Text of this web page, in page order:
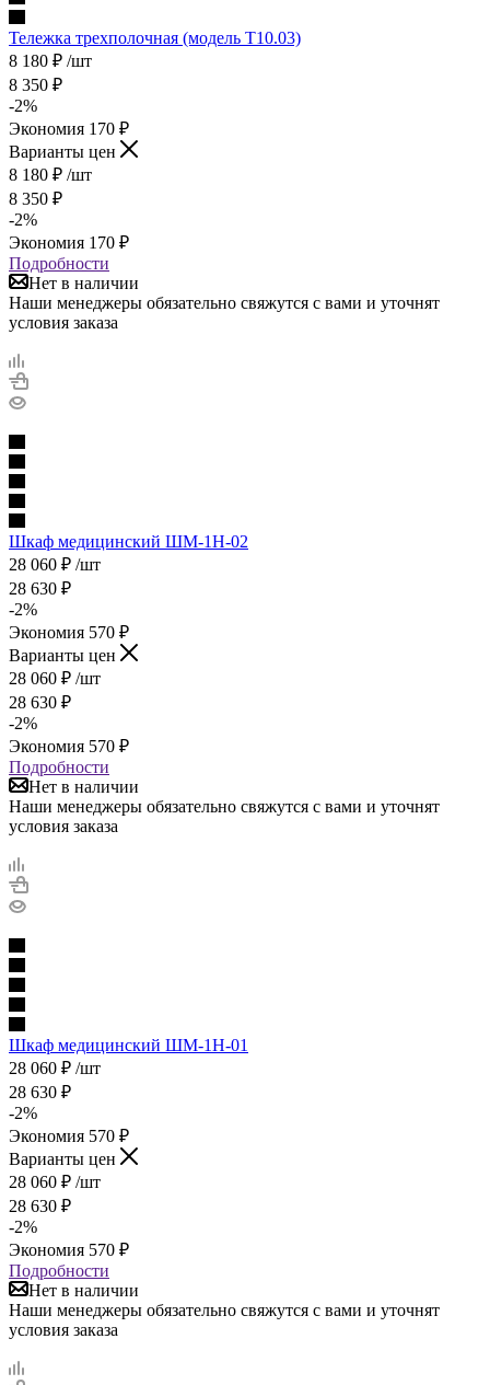
Тележка трехполочная (модель Т10.03)
8 180 ₽ /шт
8 350 ₽
-2%
Экономия 170 ₽
Варианты цен
8 180 ₽ /шт
8 350 ₽
-2%
Экономия 170 ₽
Подробности
Нет в наличии
Наши менеджеры обязательно свяжутся с вами и уточнят
условия заказа
Шкаф медицинский ШМ-1Н-02
28 060 ₽ /шт
28 630 ₽
-2%
Экономия 570 ₽
Варианты цен
28 060 ₽ /шт
28 630 ₽
-2%
Экономия 570 ₽
Подробности
Нет в наличии
Наши менеджеры обязательно свяжутся с вами и уточнят
условия заказа
Шкаф медицинский ШМ-1Н-01
28 060 ₽ /шт
28 630 ₽
-2%
Экономия 570 ₽
Варианты цен
28 060 ₽ /шт
28 630 ₽
-2%
Экономия 570 ₽
Подробности
Нет в наличии
Наши менеджеры обязательно свяжутся с вами и уточнят
условия заказа